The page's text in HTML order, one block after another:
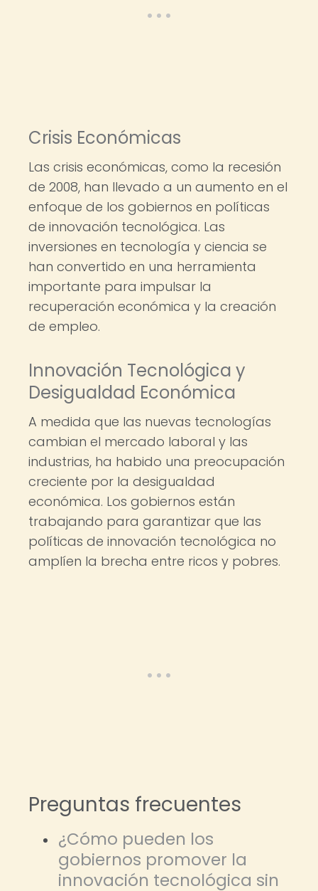
Crisis Económicas
Las crisis económicas, como la recesión
de 2008, han llevado a un aumento en el
enfoque de los gobiernos en políticas
de innovación tecnológica. Las
inversiones en tecnología y ciencia se
han convertido en una herramienta
importante para impulsar la
recuperación económica y la creación
de empleo.
Innovación Tecnológica y
Desigualdad Económica
A medida que las nuevas tecnologías
cambian el mercado laboral y las
industrias, ha habido una preocupación
creciente por la desigualdad
económica. Los gobiernos están
trabajando para garantizar que las
políticas de innovación tecnológica no
amplíen la brecha entre ricos y pobres.
Preguntas frecuentes
¿Cómo pueden los
gobiernos promover la
innovación tecnológica sin